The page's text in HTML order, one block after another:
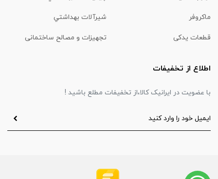
ماكروفر شیرآلات بهداشتي
قطعات یدکی تجهیزات و مصالح ساختمانی
اطلاع از تخفیفات
با عضویت در ایرانیک کالا،از تخفیفات مطلع باشید !